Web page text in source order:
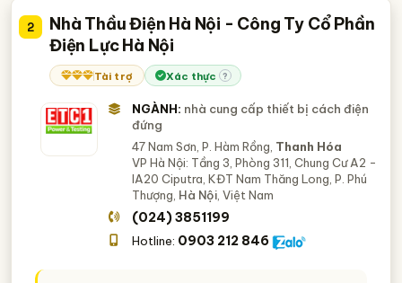
2
Nhà Thầu Điện Hà Nội - Công Ty Cổ Phần
Điện Lực Hà Nội
Tài trợ Xác thực ?
NGÀNH: nhà cung cấp thiết bị cách điện
đứng
47 Nam Sơn, P. Hàm Rồng, Thanh Hóa
VP Hà Nội: Tầng 3, Phòng 311, Chung Cư A2 -
IA20 Ciputra, KĐT Nam Thăng Long, P. Phú
Thượng, Hà Nội, Việt Nam
(024) 3851199
Hotline: 0903 212 846